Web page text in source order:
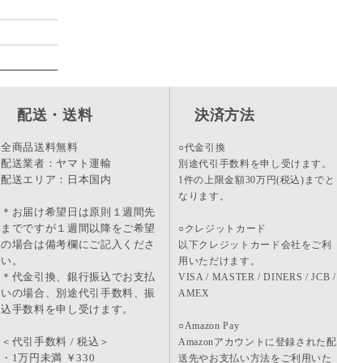
配送・送料
全商品送料無料
配送業者：ヤマト運輸
配送エリア：日本国内
＊お届け希望日は原則１週間先
までですが１週間以降をご希望
の場合は備考欄にご記入くださ
い。
＊代金引換、銀行振込でお支払
いの場合、別途代引手数料、振
込手数料を申し受けます。
＜代引手数料 / 税込＞
・1万円未満 ￥330
決済方法
○代金引換
別途代引手数料を申し受けます。
1件の上限金額30万円(税込)までと
なります。
○クレジットカード
以下クレジットカード会社をご利
用いただけます。
VISA / MASTER / DINERS / JCB /
AMEX
○Amazon Pay
Amazonアカウントに登録された配
送先やお支払い方法をご利用いた